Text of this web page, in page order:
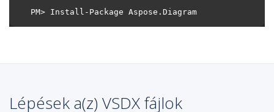
Lépések a(z) VSDX fájlok